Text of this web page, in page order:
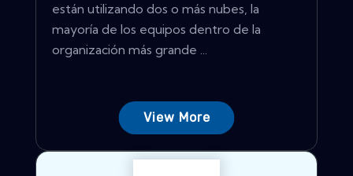
están utilizando dos o más nubes, la
mayoría de los equipos dentro de la
organización más grande ...
View More